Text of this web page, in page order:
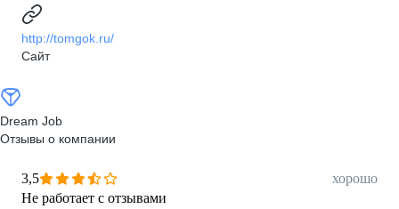
http://tomgok.ru/
Сайт
Dream Job
Отзывы о компании
3,5
хорошо
Не работает с отзывами